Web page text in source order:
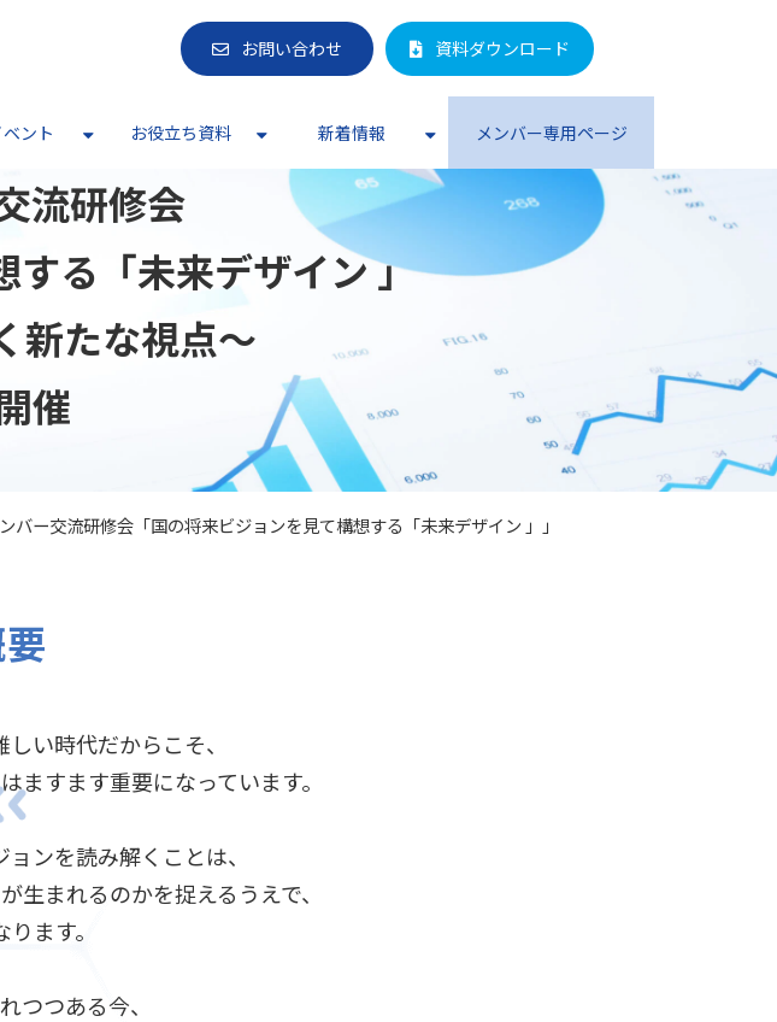
お問い合わせ 資料ダウンロード
ント お役立ち資料 新着情報 メンバー専用ページ
流研修会
する「未来デザイン​ 」
新たな視点～​
催
バー交流研修会「国の将来ビジョンを見て構想する「未来デザイン​ 」​」
い時代だからこそ、
ますます重要になっています。
ンを読み解くことは、
まれるのかを捉えるうえで、
ます。
つつある今、